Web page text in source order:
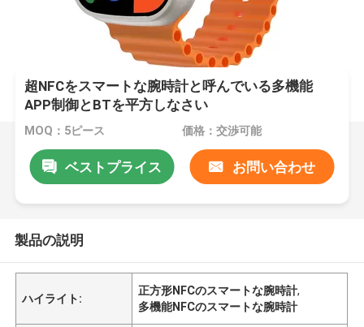
超NFCをスマートな腕時計と呼んでいる多機能
APP制御とBTを平方しなさい
MOQ：5ピース 価格：交渉可能
ベストプライス お問い合わせ
製品の説明
ハイライト:
正方形NFCのスマートな腕時計,
多機能NFCのスマートな腕時計